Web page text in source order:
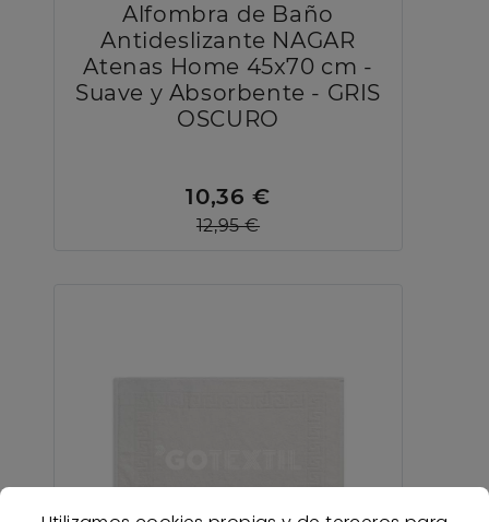
Alfombra de Baño
Antideslizante NAGAR
Atenas Home 45x70 cm -
Suave y Absorbente - GRIS
OSCURO
10,36 €
12,95 €